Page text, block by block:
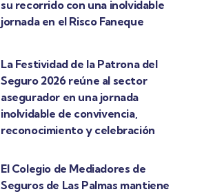
su recorrido con una inolvidable
jornada en el Risco Faneque
La Festividad de la Patrona del
Seguro 2026 reúne al sector
asegurador en una jornada
inolvidable de convivencia,
reconocimiento y celebración
El Colegio de Mediadores de
Seguros de Las Palmas mantiene